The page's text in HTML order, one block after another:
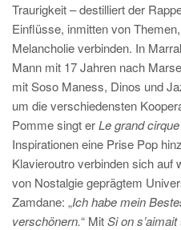
Traurigkeit – destilliert der
Einflüsse, inmitten von
Melancholie verbinden. In
Mann mit 17 Jahren nach
mit Soso Maness, Dinos und
um die verschiedensten
Pomme singt erLe grand cirque
Inspirationen eine Prise Pop
Klavieroutro verbinden sich auf
von Nostalgie geprägtem
Zamdane: „Ich habe mein
verschönern.“ MitSi on s’aimait